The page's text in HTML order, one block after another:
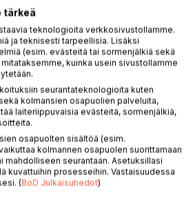
vaalikarjaa" on Jani-Markus
toinen teos, joka tällä kertaa
kuvin ja runoin. Kirjasen verran
havaintoja
oravanpyörästä.
muuttuvat, mätä on ja mätä
punkhenkiseen hintaan alkaen
tärkeä
teknologioita verkkosivustollamme.
ja teknisesti tarpeellisia. Lisäksi
(esim. evästeitä tai sormenjälkiä sekä
kuinka usein sivustollamme
seurantateknologioita kuten
kolmansien osapuolien palveluita,
laiteriippuvaisia evästeitä, sormenjälkiä,
osapuolten sisältöä (esim.
kolmannen osapuolen suorittamaan
seurantaan. Asetuksillasi
kuvattuihin prosesseihin. Vastaisuudessa
(BoD Julkaisutiedot)